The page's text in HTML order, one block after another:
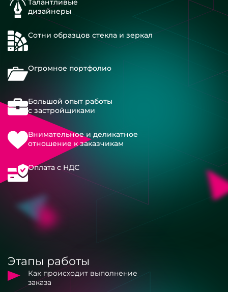
Талантливые
дизайнеры
Сотни образцов стекла и зеркал
Огромное портфолио
Большой опыт работы
с застройщиками
Внимательное и деликатное
отношение к заказчикам
Оплата с НДС
Этапы работы
Как происходит выполнение
заказа